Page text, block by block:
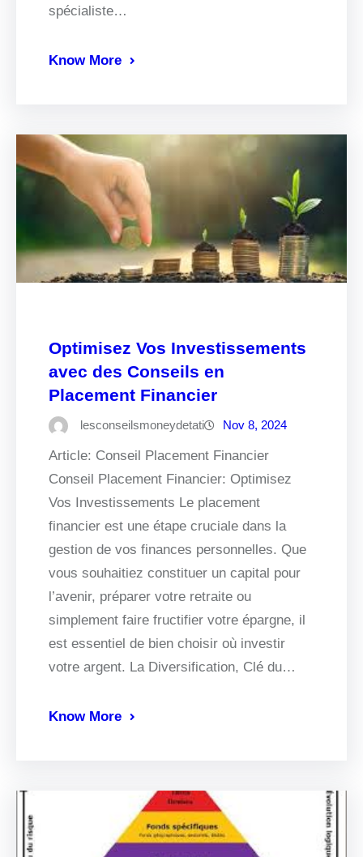
spécialiste…
Know More
Optimisez Vos Investissements
avec des Conseils en
Placement Financier
lesconseilsmoneydetati Nov 8, 2024
Article: Conseil Placement Financier
Conseil Placement Financier: Optimisez
Vos Investissements Le placement
financier est une étape cruciale dans la
gestion de vos finances personnelles. Que
vous souhaitiez constituer un capital pour
l’avenir, préparer votre retraite ou
simplement faire fructifier votre épargne, il
est essentiel de bien choisir où investir
votre argent. La Diversification, Clé du…
Know More